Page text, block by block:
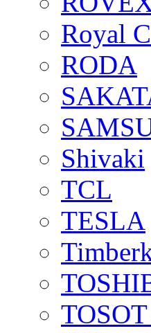
Royal
RODA
Shivaki
TCL
TESLA